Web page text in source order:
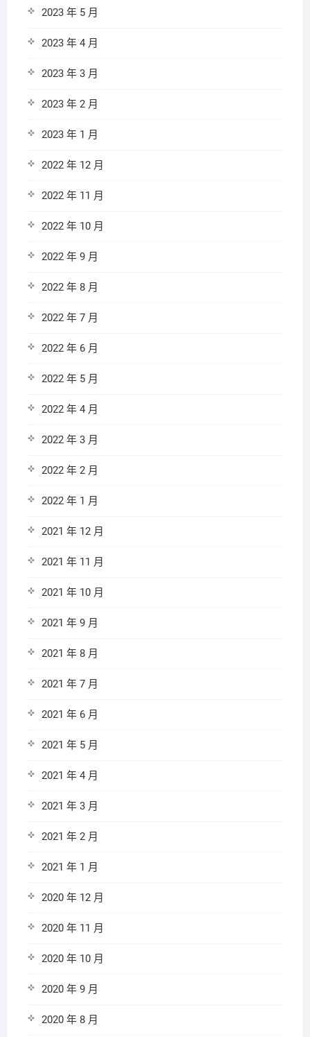
2023 年 5 月
2023 年 4 月
2023 年 3 月
2023 年 2 月
2023 年 1 月
2022 年 12 月
2022 年 11 月
2022 年 10 月
2022 年 9 月
2022 年 8 月
2022 年 7 月
2022 年 6 月
2022 年 5 月
2022 年 4 月
2022 年 3 月
2022 年 2 月
2022 年 1 月
2021 年 12 月
2021 年 11 月
2021 年 10 月
2021 年 9 月
2021 年 8 月
2021 年 7 月
2021 年 6 月
2021 年 5 月
2021 年 4 月
2021 年 3 月
2021 年 2 月
2021 年 1 月
2020 年 12 月
2020 年 11 月
2020 年 10 月
2020 年 9 月
2020 年 8 月